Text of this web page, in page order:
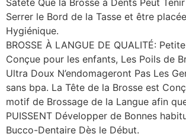
Serrer le Bord de la Tasse et être
Hygiénique.
BROSSE À LANGUE DE QUALITÉ:
Conçue pour les enfants, Les Poils de
Ultra Doux N’endomageront Pas Les
sans bpa. La Tête de la Brosse est
motif de Brossage de la Langue afin
PUISSENT Développer de Bonnes
Bucco-Dentaire Dès le Début.